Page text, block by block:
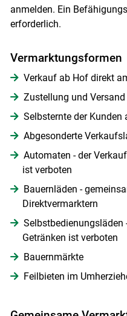
anmelden. Ein
erforderlich.
Vermarktungsformen
Verkauf ab Hof direkt
Zustellung und
Selbsternte der Kunden
Abgesonderte
Automaten - der
ist verboten
Bauernläden -
Direktvermarktern
Selbstbedienungsläden
Getränken ist verboten
Bauernmärkte
Feilbieten im